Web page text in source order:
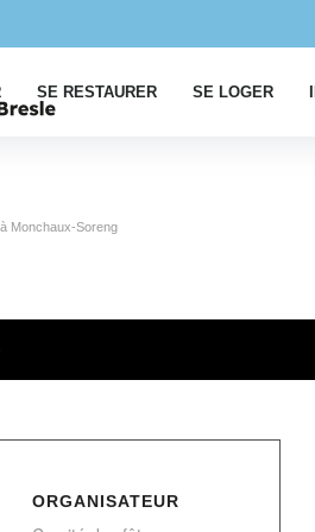
SE RESTAURER SE LOGER
Monchaux-Soreng
ORGANISATEUR